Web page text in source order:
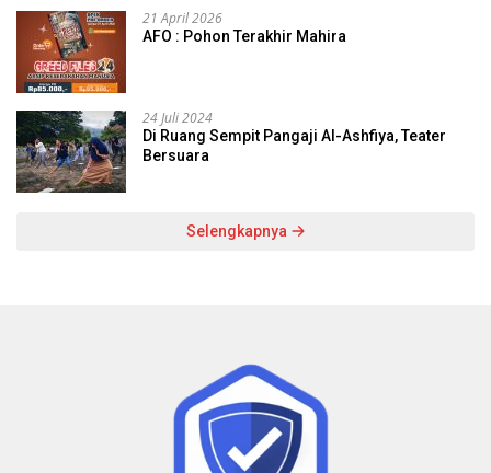
21 April 2026
AFO : Pohon Terakhir Mahira
24 Juli 2024
Di Ruang Sempit Pangaji Al-Ashfiya, Teater
Bersuara
Selengkapnya